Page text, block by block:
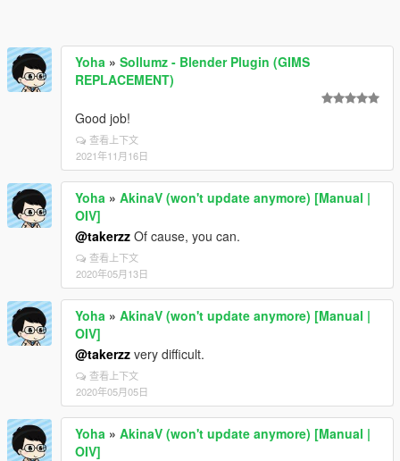
Yoha » Sollumz - Blender Plugin (GIMS
REPLACEMENT)
Good job!
查看上下文
2021年11月16日
Yoha » AkinaV (won't update anymore) [Manual |
OIV]
@takerzz Of cause, you can.
查看上下文
2020年05月13日
Yoha » AkinaV (won't update anymore) [Manual |
OIV]
@takerzz very difficult.
查看上下文
2020年05月05日
Yoha » AkinaV (won't update anymore) [Manual |
OIV]